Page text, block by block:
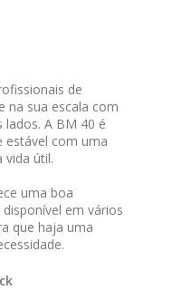
de
na sua escala com
A BM 40 é
com uma
vida útil.
uma boa
em vários
que haja uma